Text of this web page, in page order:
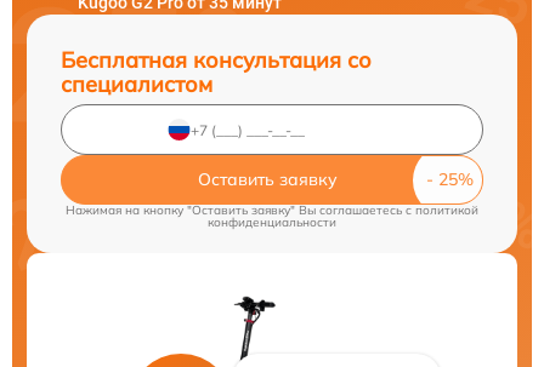
Бесплатная консультация со
специалистом
Оставить заявку
Нажимая на кнопку "Оставить заявку" Вы соглашаетесь cполитикой
конфиденциальности